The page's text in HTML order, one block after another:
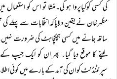
کی کسی کوکیاپروا ہو گی۔منشا تو اس کو استعمال
مظہرخان نے یقین دلایاکہ انتخابات سے پہلے
ساتھ جانے میں کسی ہچکچاہٹ کی ضرورت
لینے کا موقع دیا گیا۔ پھر ان کو ایک جیپ
سپرنٹنڈنٹ کو ان کی آمد کے بارے میں کوئی